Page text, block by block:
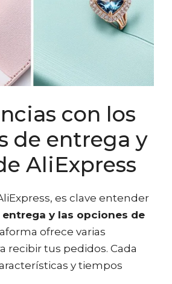
con los
de entrega y
AliExpress
es clave entender
y las opciones de
ofrece varias
recibir tus pedidos. Cada
y tiempos